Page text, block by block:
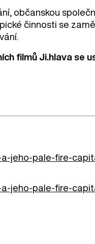
občanskou
činnosti se
filmů Ji.hlava se
jeho-pale-fire-
jeho-pale-fire-